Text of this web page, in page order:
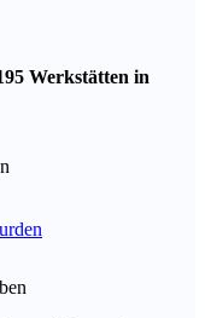
Werkstätten in